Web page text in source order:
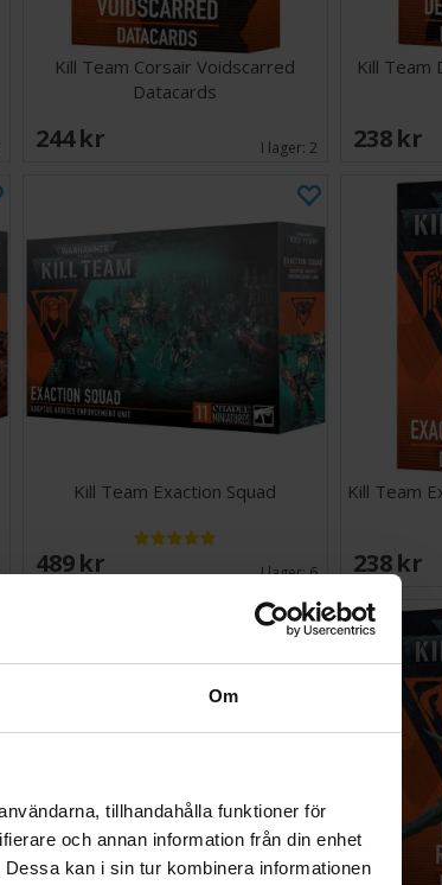
Om
tillhandahålla funktioner för
och annan information från din enhet
kan i sin tur kombinera informationen
Kill Team Corsair Voidscarred
Datacards
244 SEK I lager: 2
Kill Team
238 SEK
Kill Team Exaction Squad
489 SEK I lager:6
Kill Team
238 SEK